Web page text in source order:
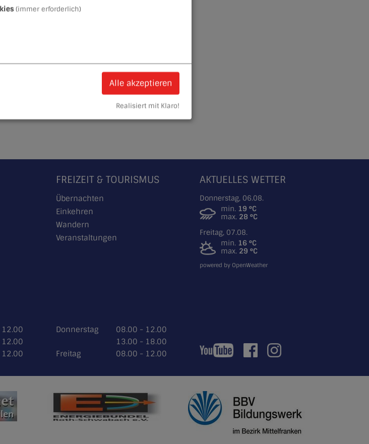
FREIZEIT & TOURISMUS
Übernachten
Einkehren
Wandern
Veranstaltungen
AKTUELLES WETTER
Donnerstag, 06.08.
min. 19 °C
max. 28 °C
Freitag, 07.08.
min. 16 °C
max. 29 °C
powered by OpenWeather
Donnerstag
08.00 - 12.00
13.00 - 18.00
Freitag
08.00 - 12.00
(immer erforderlich)
Alle akzeptieren
Realisiert mit Klaro!